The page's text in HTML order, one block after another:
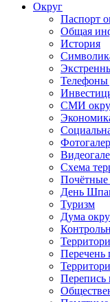
Округ
Паспорт
Общая
История
Телефоны
СМИ
Схема
Почётные
День
Туризм
Дума
Перечень
Перепись